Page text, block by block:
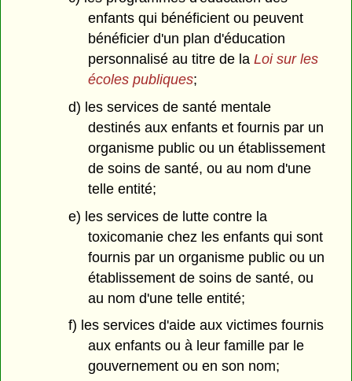
enfants qui bénéficient ou peuvent
bénéficier d'un plan d'éducation
personnalisé au titre de la Loi sur les
écoles publiques;
d) les services de santé mentale
destinés aux enfants et fournis par un
organisme public ou un établissement
de soins de santé, ou au nom d'une
telle entité;
e) les services de lutte contre la
toxicomanie chez les enfants qui sont
fournis par un organisme public ou un
établissement de soins de santé, ou
au nom d'une telle entité;
f) les services d'aide aux victimes fournis
aux enfants ou à leur famille par le
gouvernement ou en son nom;